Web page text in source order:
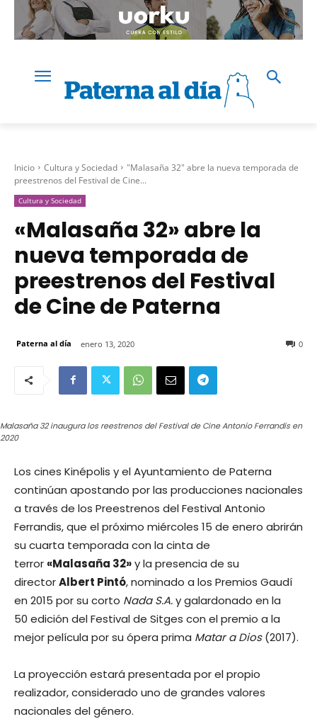
Inicio Cultura y Sociedad
"Malasaña 32" abre la nueva temporada de
preestrenos del Festival de Cine...
Cultura y Sociedad
«Malasaña 32» abre la
nueva temporada de
preestrenos del Festival
de Cine de Paterna
Paterna al día enero 13, 2020 0
Malasaña 32 inaugura los reestrenos del Festival de Cine Antonio Ferrandis en
2020
Los cines Kinépolis y el Ayuntamiento de Paterna
continúan apostando por las producciones nacionales
a través de los Preestrenos del Festival Antonio
Ferrandis, que el próximo miércoles 15 de enero abrirán
su cuarta temporada con la cinta de
terror«Malasaña 32»y la presencia de su
directorAlbert Pintó, nominado a los Premios Gaudí
en 2015 por su corto Nada S.A.y galardonado en la
50 edición del Festival de Sitges con el premio a la
mejor película por su ópera prima Matar a Dios(2017).
La proyección estará presentada por el propio
realizador, considerado uno de grandes valores
nacionales del género.